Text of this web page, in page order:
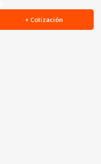
+ Cotización